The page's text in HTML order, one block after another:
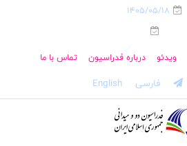
1405/05/18
ویدئو درباره فدراسیون تماس با ما
فارسی English